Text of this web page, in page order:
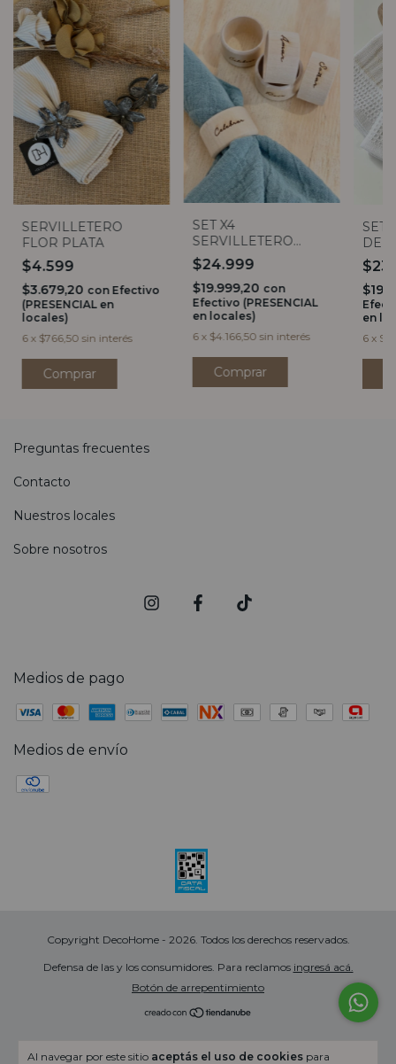
Al navegar por este sitio aceptás el uso de cookies para
SERVILLETERO
FLOR PLATA
$4.599
$3.679,20 con Efectivo
(PRESENCIAL en
locales)
6 x $766,50 sin interés
SET X4
SERVILLETERO
WISHES
$24.999
$19.999,20 con
Efectivo (PRESENCIAL
en locales)
6 x $4.166,50 sin interés
SET
DE
en
6 x
Preguntas frecuentes
Contacto
Nuestros locales
Sobre nosotros
Medios de pago
Medios de envío
Copyright DecoHome - 2026. Todos los derechos reservados.
Defensa de las y los consumidores. Para reclamos ingresá acá.
Botón de arrepentimiento